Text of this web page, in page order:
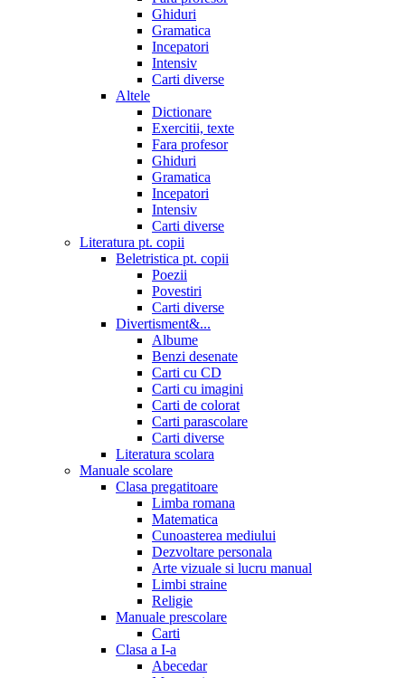
Ghiduri
Gramatica
Incepatori
Intensiv
Carti diverse
Altele
Dictionare
Exercitii, texte
Fara profesor
Ghiduri
Gramatica
Incepatori
Intensiv
Carti diverse
Literatura pt. copii
Beletristica pt. copii
Poezii
Povestiri
Carti diverse
Divertisment&...
Albume
Benzi desenate
Carti cu CD
Carti cu imagini
Carti de colorat
Carti parascolare
Carti diverse
Literatura scolara
Manuale scolare
Clasa pregatitoare
Limba romana
Matematica
Cunoasterea mediului
Dezvoltare personala
Arte vizuale si lucru manual
Limbi straine
Religie
Manuale prescolare
Carti
Clasa a I-a
Abecedar